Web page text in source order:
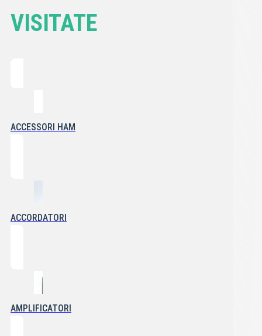
VISITATE
ACCESSORI HAM
ACCORDATORI
AMPLIFICATORI